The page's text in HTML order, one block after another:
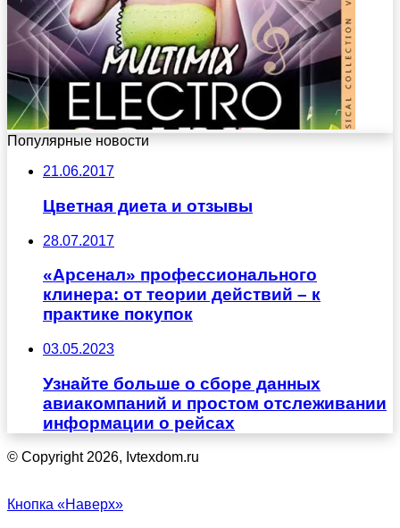
Популярные новости
21.06.2017
Цветная диета и отзывы
28.07.2017
«Арсенал» профессионального
клинера: от теории действий – к
практике покупок
03.05.2023
Узнайте больше о сборе данных
авиакомпаний и простом отслеживании
информации о рейсах
© Copyright 2026, Ivtexdom.ru
Кнопка «Наверх»